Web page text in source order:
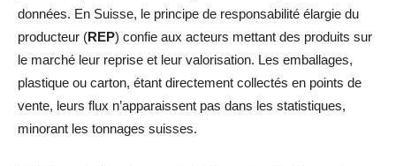
données. En Suisse, le principe de responsabilité élargie du
producteur (REP) confie aux acteurs mettant des produits sur
le marché leur reprise et leur valorisation. Les emballages,
plastique ou carton, étant directement collectés en points de
vente, leurs flux n’apparaissent pas dans les statistiques,
minorant les tonnages suisses.